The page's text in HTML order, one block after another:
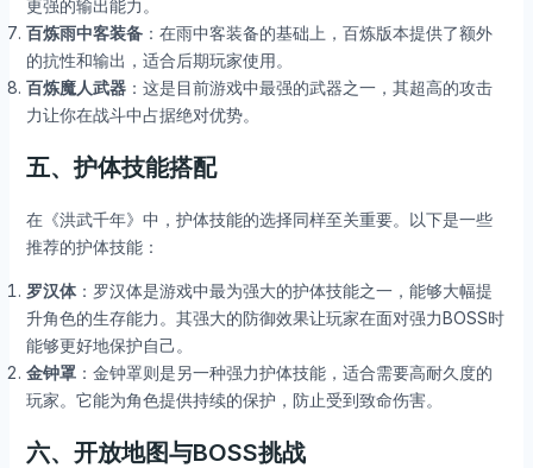
更强的输出能力。
百炼雨中客装备：在雨中客装备的基础上，百炼版本提供了额外
的抗性和输出，适合后期玩家使用。
百炼魔人武器：这是目前游戏中最强的武器之一，其超高的攻击
力让你在战斗中占据绝对优势。
五、护体技能搭配
在《洪武千年》中，护体技能的选择同样至关重要。以下是一些
推荐的护体技能：
罗汉体：罗汉体是游戏中最为强大的护体技能之一，能够大幅提
升角色的生存能力。其强大的防御效果让玩家在面对强力BOSS时
能够更好地保护自己。
金钟罩：金钟罩则是另一种强力护体技能，适合需要高耐久度的
玩家。它能为角色提供持续的保护，防止受到致命伤害。
六、开放地图与BOSS挑战